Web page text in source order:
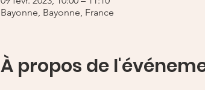
Bayonne, Bayonne, France
À propos de